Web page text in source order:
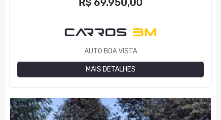
AUTO BOA VISTA
MAIS DETALHES